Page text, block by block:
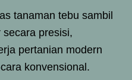
tanaman tebu sambil
presisi,
pertanian modern
konvensional.